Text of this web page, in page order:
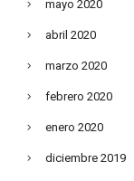
mayo 2020
abril 2020
marzo 2020
febrero 2020
enero 2020
diciembre 2019